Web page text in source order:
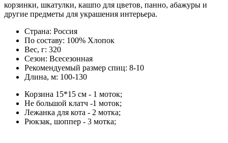
корзинки, шкатулки, кашпо для цветов, панно, абажуры и
другие предметы для украшения интерьера.
Страна: Россия
По составу: 100% Хлопок
Вес, г: 320
Сезон: Всесезонная
Рекомендуемый размер спиц: 8-10
Длина, м: 100-130
Корзина 15*15 см - 1 моток;
Не большой клатч -1 моток;
Лежанка для кота - 2 мотка;
Рюкзак, шоппер - 3 мотка;